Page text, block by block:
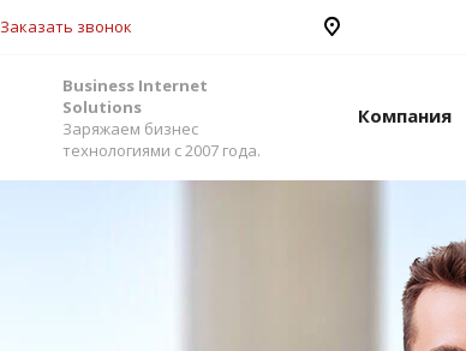
Заказать звонок
Business Internet
Solutions
Заряжаем бизнес
технологиями с 2007 года.
Компания